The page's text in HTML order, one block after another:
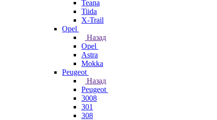
Teana
Tiida
X-Trail
Opel
Назад
Opel
Astra
Mokka
Peugeot
Назад
Peugeot
3008
301
308